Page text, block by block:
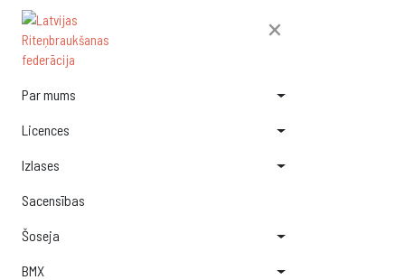
×
Par mums
Licences
Izlases
Sacensības
Šoseja
BMX